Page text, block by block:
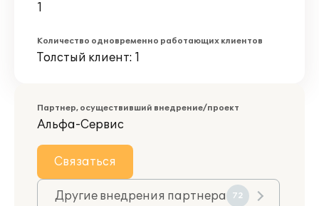
1
Количество одновременно работающих клиентов
Толстый клиент: 1
Партнер, осуществивший внедрение/проект
Альфа-Сервис
Связаться
Другие внедрения партнера 72